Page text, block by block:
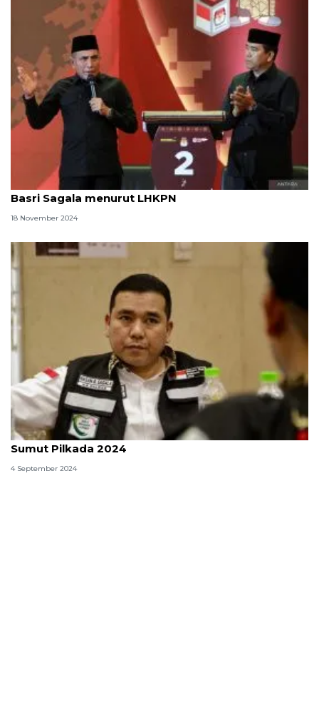
Pilgub Sumut: Harta kekayaan Cawagub Hasan
Basri Sagala menurut LHKPN
18 November 2024
Profil Hasan Basri Sagala, calon wakil gubenur
Sumut Pilkada 2024
4 September 2024